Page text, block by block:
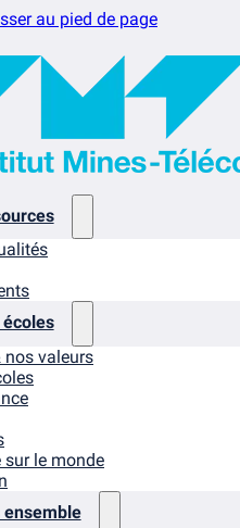
au pied de page
nos valeurs
sur le monde
ensemble